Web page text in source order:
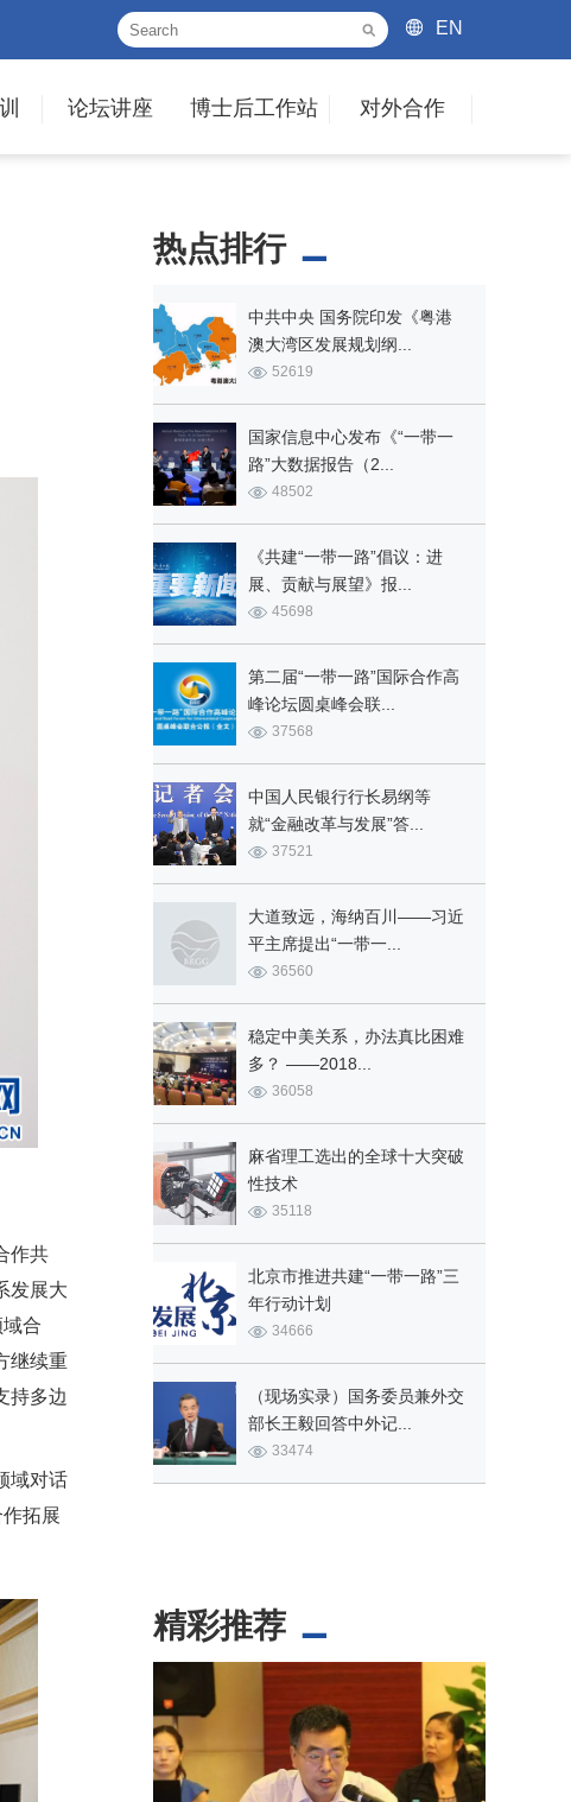
EN
论坛讲座 博士后工作站 对外合作
作共
发展大
合
继续重
持多边
域对话
拓展
热点排行
中共中央 国务院印发《粤港
澳大湾区发展规划纲...
52619
国家信息中心发布《“一带一
路”大数据报告（2...
48502
《共建“一带一路”倡议：进
展、贡献与展望》报...
45698
第二届“一带一路”国际合作高
峰论坛圆桌峰会联...
37568
中国人民银行行长易纲等
就“金融改革与发展”答...
37521
大道致远，海纳百川——习近
平主席提出“一带一...
36560
稳定中美关系，办法真比困难
多？ ——2018...
36058
麻省理工选出的全球十大突破
性技术
35118
北京市推进共建“一带一路”三
年行动计划
34666
（现场实录）国务委员兼外交
部长王毅回答中外记...
33474
精彩推荐